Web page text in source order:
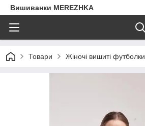
Вишиванки MEREZHKA
Товари Жіночі вишиті футболки